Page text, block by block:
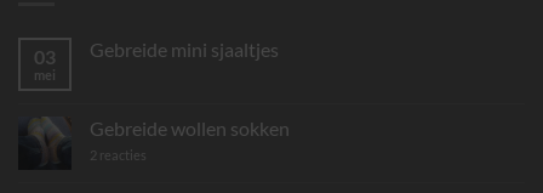
03
mei
Gebreide mini sjaaltjes
Gebreide
mini
sjaaltjes
Gebreide wollen sokken
2 reacties